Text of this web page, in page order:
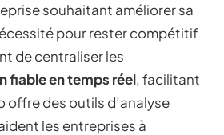
souhaitant améliorer sa
pour rester compétitif
de centraliser les
fiable en temps réel, facilitant
offre des outils d’analyse
les entreprises à